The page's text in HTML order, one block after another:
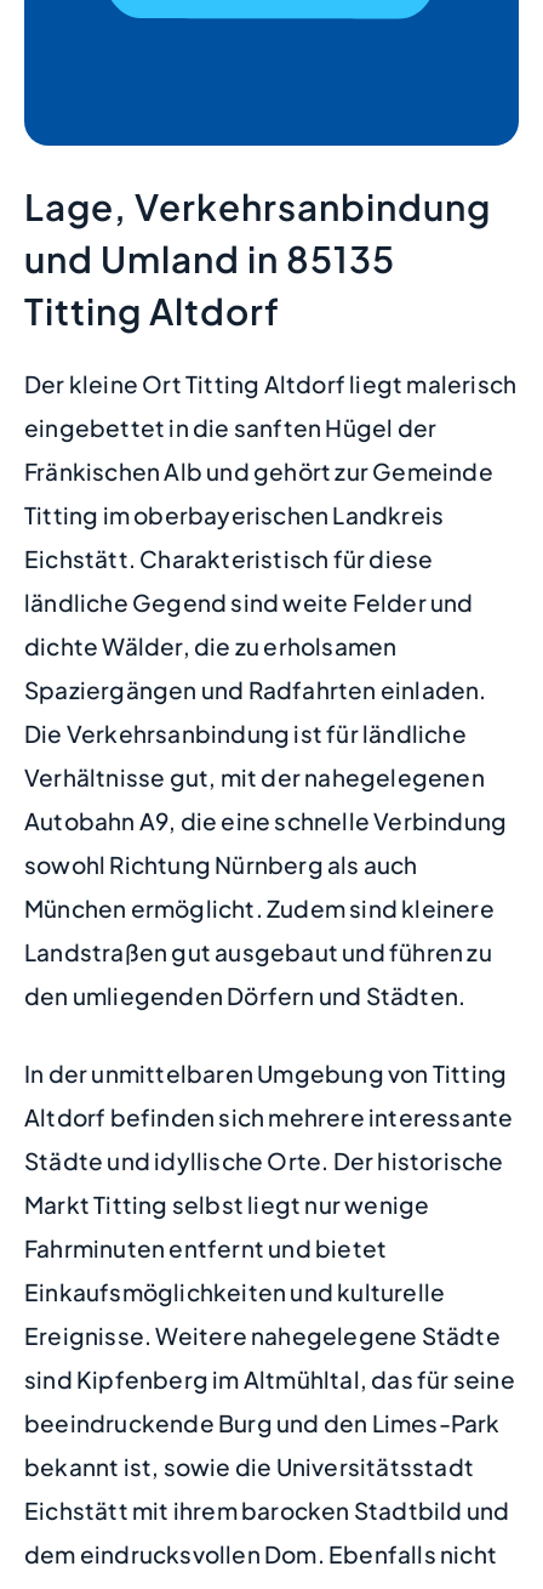
Lage, Verkehrsanbindung
und Umland in 85135
Titting Altdorf
Der kleine Ort Titting Altdorf liegt malerisch
eingebettet in die sanften Hügel der
Fränkischen Alb und gehört zur Gemeinde
Titting im oberbayerischen Landkreis
Eichstätt. Charakteristisch für diese
ländliche Gegend sind weite Felder und
dichte Wälder, die zu erholsamen
Spaziergängen und Radfahrten einladen.
Die Verkehrsanbindung ist für ländliche
Verhältnisse gut, mit der nahegelegenen
Autobahn A9, die eine schnelle Verbindung
sowohl Richtung Nürnberg als auch
München ermöglicht. Zudem sind kleinere
Landstraßen gut ausgebaut und führen zu
den umliegenden Dörfern und Städten.
In der unmittelbaren Umgebung von Titting
Altdorf befinden sich mehrere interessante
Städte und idyllische Orte. Der historische
Markt Titting selbst liegt nur wenige
Fahrminuten entfernt und bietet
Einkaufsmöglichkeiten und kulturelle
Ereignisse. Weitere nahegelegene Städte
sind Kipfenberg im Altmühltal, das für seine
beeindruckende Burg und den Limes-Park
bekannt ist, sowie die Universitätsstadt
Eichstätt mit ihrem barocken Stadtbild und
dem eindrucksvollen Dom. Ebenfalls nicht